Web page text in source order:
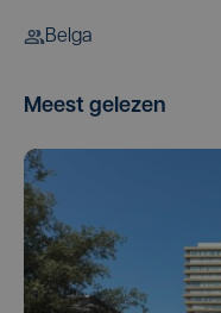
Belga
Meest gelezen